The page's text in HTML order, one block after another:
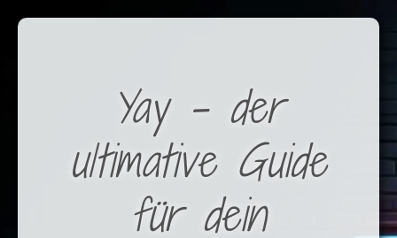
Yay – der
ultimative Guide
für dein